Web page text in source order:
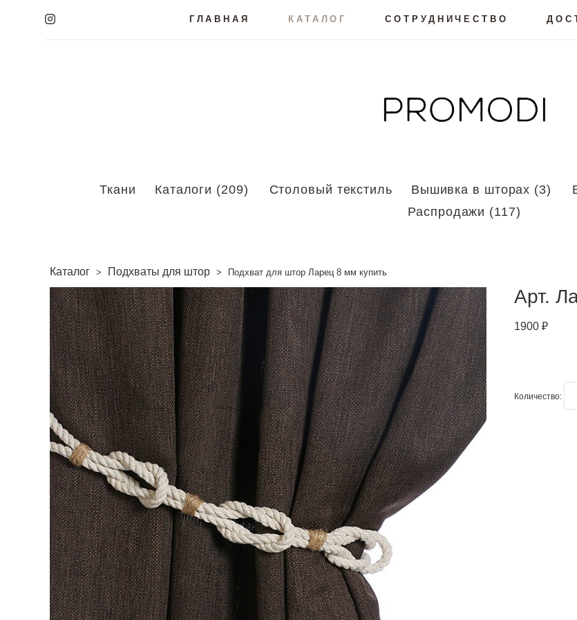
ГЛАВНАЯ КАТАЛОГ СОТРУДНИЧЕСТВО
Ткани Каталоги (209) Столовый текстиль Вышивка в шторах (3)
Распродажи (117)
Каталог > Подхваты для штор > Подхват для штор Ларец 8 мм купить
Арт.
1900 ₽
Количество: